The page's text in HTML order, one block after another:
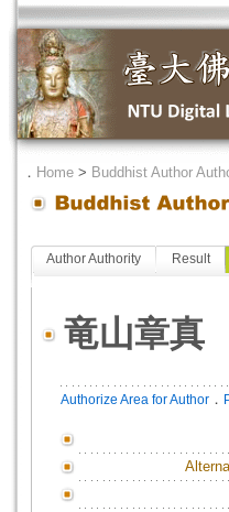
． Home > Buddhist Author
Author Authority Result
竜山章真
Authorize Area for Author ．